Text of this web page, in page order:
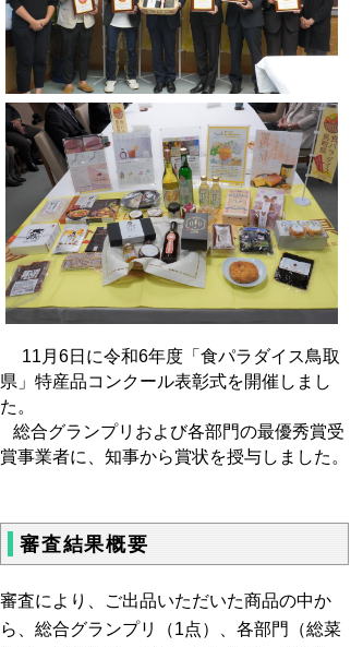
11月6日に令和6年度「食パラダイス鳥取
県」特産品コンクール表彰式を開催しまし
た。
総合グランプリおよび各部門の最優秀賞受
賞事業者に、知事から賞状を授与しました。
審査結果概要
審査により、ご出品いただいた商品の中か
ら、総合グランプリ（1点）、各部門（総菜